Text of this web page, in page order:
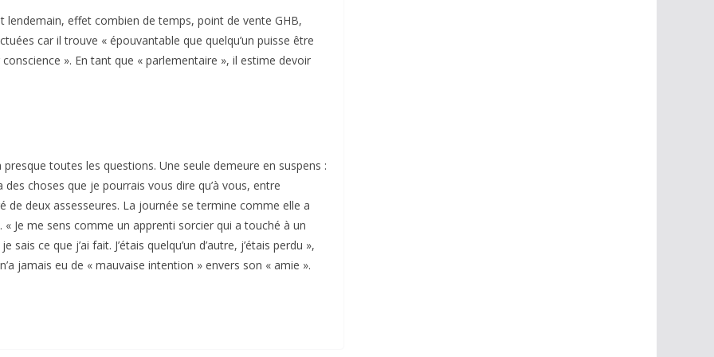
lendemain, effet combien de temps, point de vente GHB,
car il trouve « épouvantable que quelqu’un puisse être
». En tant que « parlementaire », il estime devoir
toutes les questions. Une seule demeure en suspens :
choses que je pourrais vous dire qu’à vous, entre
deux assesseures. La journée se termine comme elle a
Je me sens comme un apprenti sorcier qui a touché à un
ce que j’ai fait. J’étais quelqu’un d’autre, j’étais perdu »,
jamais eu de « mauvaise intention » envers son « amie ».